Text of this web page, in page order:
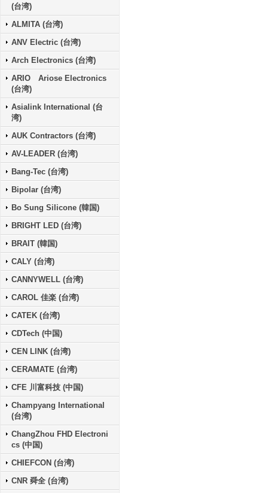
(台湾)
ALMITA (台湾)
ANV Electric (台湾)
Arch Electronics (台湾)
ARIO Ariose Electronics
(台湾)
Asialink International (台
湾)
AUK Contractors (台湾)
AV-LEADER (台湾)
Bang-Tec (台湾)
Bipolar (台湾)
Bo Sung Silicone (韓国)
BRIGHT LED (台湾)
BRAIT (韓国)
CALY (台湾)
CANNYWELL (台湾)
CAROL 佳楽 (台湾)
CATEK (台湾)
CDTech (中国)
CEN LINK (台湾)
CERAMATE (台湾)
CFE 川富科技 (中国)
Champyang International
(台湾)
ChangZhou FHD Electroni
cs (中国)
CHIEFCON (台湾)
CNR 舜全 (台湾)